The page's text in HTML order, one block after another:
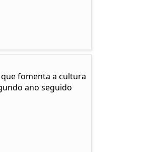
que fomenta a cultura
ano seguido